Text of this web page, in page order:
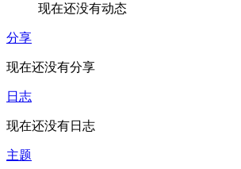
现在还没有动态
分享
现在还没有分享
日志
现在还没有日志
主题